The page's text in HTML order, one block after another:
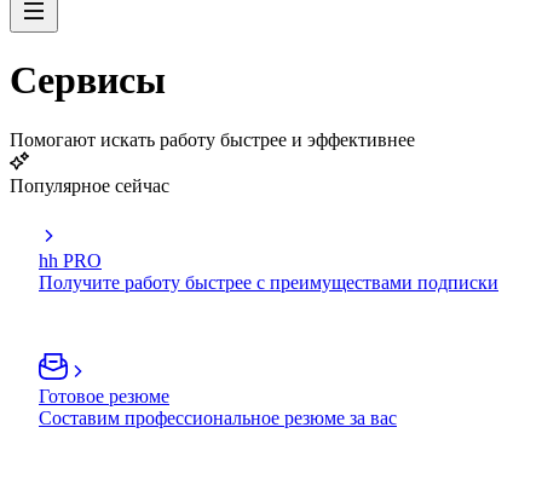
Сервисы
Помогают искать работу быстрее и эффективнее
Популярное сейчас
hh PRO
Получите работу быстрее с преимуществами подписки
Готовое резюме
Составим профессиональное резюме за вас